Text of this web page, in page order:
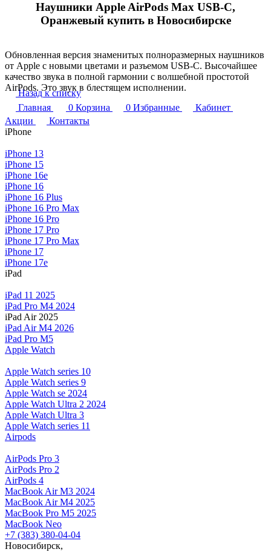
Наушники Apple AirPods Max USB-C,
Оранжевый купить в Новосибирске
Обновленная версия знаменитых полноразмерных наушников
от Apple с новыми цветами и разъемом USB-C. Высочайшее
качество звука в полной гармонии с волшебной простотой
AirPods. Это звук в блестящем исполнении.
Назад к списку
Главная
0 Корзина 0 Избранные
Кабинет
Акции
Контакты
iPhone
iPhone 13
iPhone 15
iPhone 16e
iPhone 16
iPhone 16 Plus
iPhone 16 Pro Max
iPhone 16 Pro
iPhone 17 Pro
iPhone 17 Pro Max
iPhone 17
iPhone 17e
iPad
iPad 11 2025
iPad Pro M4 2024
iPad Air 2025
iPad Air M4 2026
iPad Pro M5
Apple Watch
Apple Watch series 10
Apple Watch series 9
Apple Watch se 2024
Apple Watch Ultra 2 2024
Apple Watch Ultra 3
Apple Watch series 11
Airpods
AirPods Pro 3
AirPods Pro 2
AirPods 4
MacBook Air M3 2024
MacBook Air M4 2025
MacBook Pro M5 2025
MacBook Neo
+7 (383) 380-04-04
Новосибирск,